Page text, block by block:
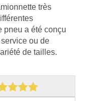
très
pneu a été conçu
ou de
de tailles.